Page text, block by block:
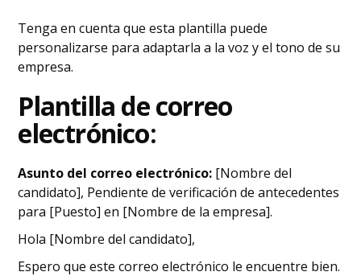
Tenga en cuenta que esta plantilla puede
personalizarse para adaptarla a la voz y el tono de su
empresa.
Plantilla de correo
electrónico:
Asunto del correo electrónico: [Nombre del
candidato], Pendiente de verificación de antecedentes
para [Puesto] en [Nombre de la empresa].
Hola [Nombre del candidato],
Espero que este correo electrónico le encuentre bien.